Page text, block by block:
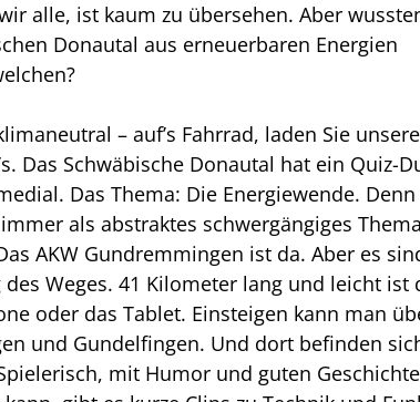
alle, ist kaum zu übersehen. Aber
Donautal aus erneuerbaren Energien
– auf’s Fahrrad, laden Sie
Das Schwäbische Donautal hat ein Quiz-
Das Thema: Die Energiewende.
als abstraktes schwergängiges
AKW Gundremmingen ist da. Aber es
Weges. 41 Kilometer lang und leicht
oder das Tablet. Einsteigen kann man
und Gundelfingen. Und dort befinden
mit Humor und guten